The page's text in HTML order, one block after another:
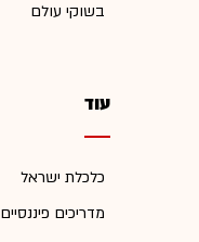
בשוקי עולם
עוד
כלכלת ישראל
מדריכים פיננסיים